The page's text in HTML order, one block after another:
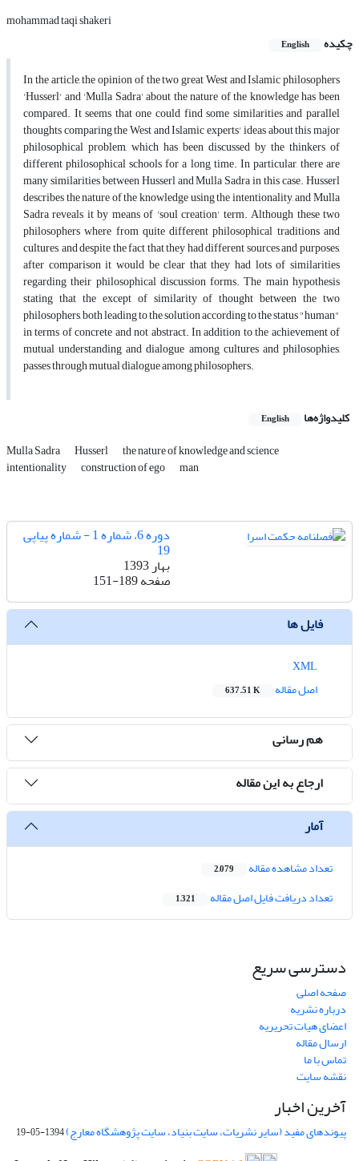
mohammad taqi shakeri
چکیده
English
In the article, the opinion of the two great West and Islamic philosophers
'Husserl' and 'Mulla Sadra' about the nature of the knowledge has been
compared. It seems that one could find some similarities and parallel
thoughts comparing the West and Islamic experts' ideas about this major
philosophical problem, which has been discussed by the thinkers of
different philosophical schools for a long time. In particular, there are
many similarities between Husserl and Mulla Sadra in this case. Husserl
describes the nature of the knowledge using the intentionality, and Mulla
Sadra reveals it by means of 'soul creation' term. Although these two
philosophers where from quite different philosophical traditions and
cultures, and despite the fact that they had different sources and purposes,
after comparison it would be clear that they had lots of similarities
regarding their philosophical discussion forms. The main hypothesis
stating that the except of similarity of thought between the two
philosophers, both leading to the solution according to the status "human"
in terms of concrete and not abstract. In addition to the achievement of
mutual understanding and dialogue among cultures and philosophies,
passes through mutual dialogue among philosophers.
کلیدواژه‌ها English
Mulla Sadra Husserl the nature of knowledge and science
intentionality construction of ego man
دوره 6، شماره 1 - شماره پیاپی
19
بهار 1393
صفحه151-189
فایل ها
اصل مقاله
637.51 K
هم رسانی
ارجاع به این مقاله
آمار
تعداد مشاهده مقاله 2,079
تعداد دریافت فایل اصل مقاله 1,321
دسترسی سریع
صفحه اصلی
درباره نشریه
اعضای هیات تحریریه
ارسال مقاله
تماس با ما
نقشه سایت
آخرین اخبار
پیوندهای مفید (سایر نشریات، سایت بنیاد، سایت پژوهشگاه معارج)1394-05-19